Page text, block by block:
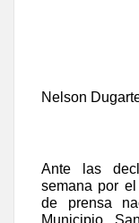
Nelson
Ante las
semana por
de prensa
Municipio